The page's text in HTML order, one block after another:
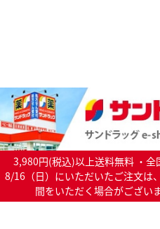
3,980円(税込)以上送料無料 ・
8/16（日）にいただいたご注文は
間をいただく場合がござい